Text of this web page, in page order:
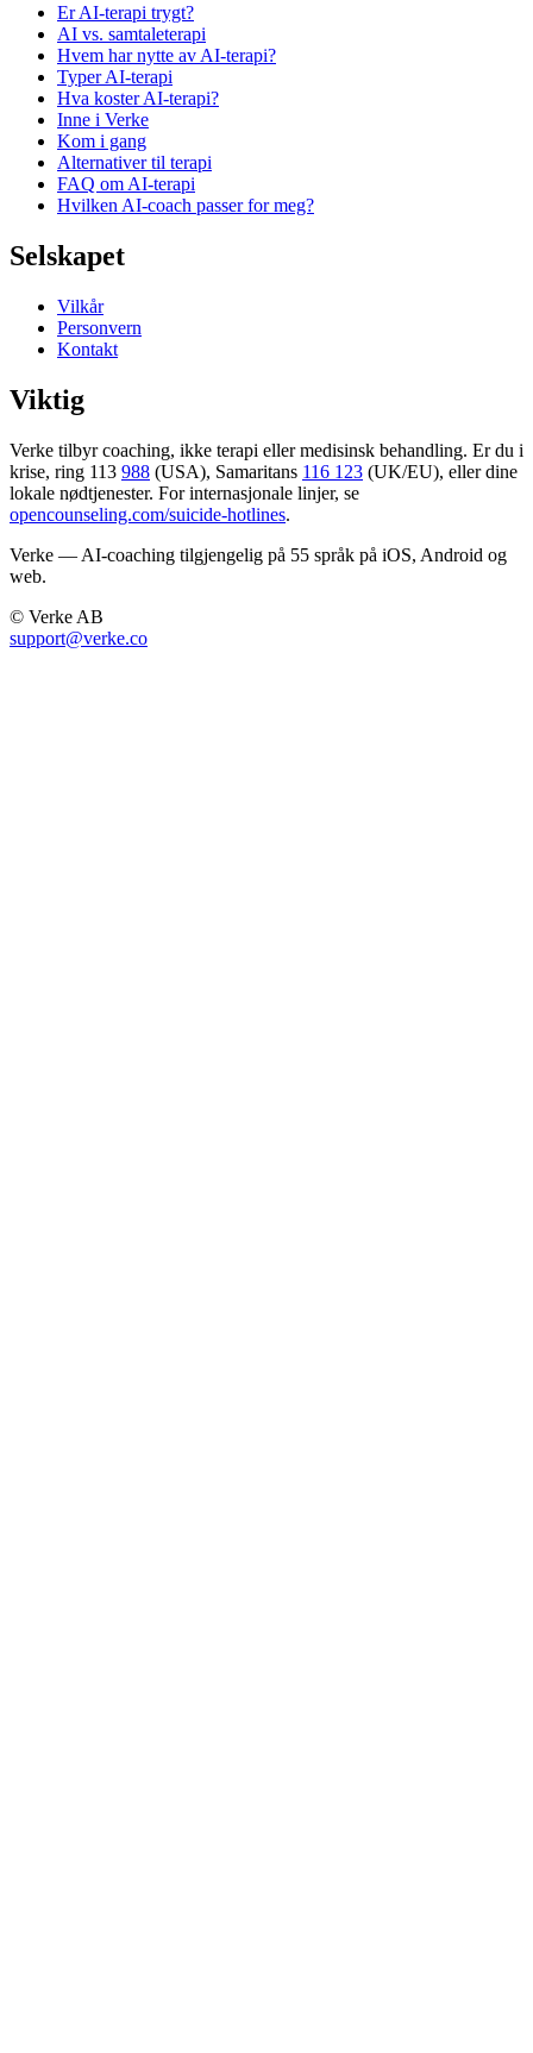
Er AI-terapi trygt?
AI vs. samtaleterapi
Hvem har nytte av AI-terapi?
Typer AI-terapi
Hva koster AI-terapi?
Inne i Verke
Kom i gang
Alternativer til terapi
FAQ om AI-terapi
Hvilken AI-coach passer for meg?
Selskapet
Vilkår
Personvern
Kontakt
Viktig
Verke tilbyr coaching, ikke terapi eller medisinsk behandling. Er du i
krise, ring 113 988 (USA), Samaritans 116 123 (UK/EU), eller dine
lokale nødtjenester. For internasjonale linjer, se
opencounseling.com/suicide-hotlines.
Verke — AI-coaching tilgjengelig på 55 språk på iOS, Android og
web.
© Verke AB
support@verke.co